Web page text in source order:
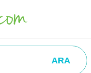
ARA